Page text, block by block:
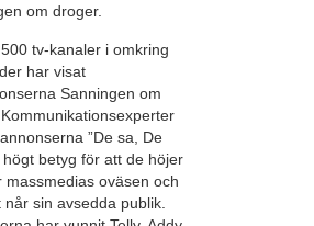
om droger.
tv-kanaler i omkring
har visat
Sanningen om
”De sa, De
högt betyg för att de höjer
massmedias oväsen och
når sin avsedda publik.